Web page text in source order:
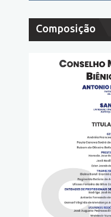
Composição